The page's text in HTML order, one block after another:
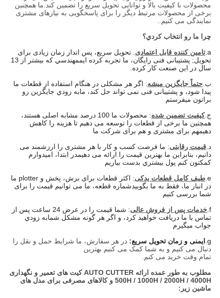
محصولات با کیفیت بالا و توانایی تحویل سریع را تضمین کند.ما همچنین
برخی از محصولات مرتبط دیگر را برای پاسخگویی به نیازهای مشتری
نمایندگی می کنیم..
چرا ما رو انتخاب کردي؟
a. تامین کننده قابل اعتمادی. تحویل سریع، پس انداز زمان زیادی برای
تحویل; پشتیبانی فنی رایگان، ما تجربه کرده ایم
مهندسي که بيشتر از 13
سال در اين صنعت کار کرده.
ب.حتماً جايگزين ميشه: اگر هر مشکلی در هنگام استفاده از قطعات ما
پیدا شود، و پشتیبانی فنی نمی تواند حل کند، مابه زودي جايگزين رو
براتون ميفرستم
ج.کیفیت تضمین شده
: محصولات ما 100 درصد مشابه اصلی هستند،
همچنین ما برخی از قطعات را توسعه می دهیم تا هزینه را کاهش
دهیمهم برای مشتری و هم برای شرکت ما
د.قیمت رقابتی: ما فرصت کسب و کار با هر مشتری را ارزشمند می
دانیم، بنابراین ما بهترین قیمت را ارائه می دهیمدر ابتدا، اميدوارم
کمکتون کنم پول بيشتري بدست بياريم
e. طیف کامل قطعات یدکی
: اکثر قطعات برای برش، پخش و plotter ما
در انبار ما، فقط به ما بگوییدشماره قطعه، ما می توانیم قیمت را برای
شما بررسی کنیم
f. خدمات پس از فروش عالی
: شما قیمت را در عرض 24 ساعت پس از
تماس با ما دریافت خواهید کرد، و اگر هر گونه مشکل شمابه زودي
جواب ميگيرم
g. ایمنی و زمان تحویل سریع: در هر سفارش، ما شرایط حمل و نقل را
دنبال می کنیم و به شما کمک می کنیم بهترین
تمام وقت خرید می کنم.
مطلوب به طور عمده ارائه AUTO CUTTER کیت های تعمیر و نگهداری
500H / 1000H / 2000H / 4000H و کالاهای مصرفی برای مدل های
ماشین زیر: